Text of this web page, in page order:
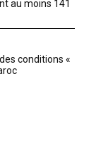
au moins 141
conditions «